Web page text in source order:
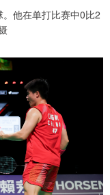
他在单打比赛中0比2